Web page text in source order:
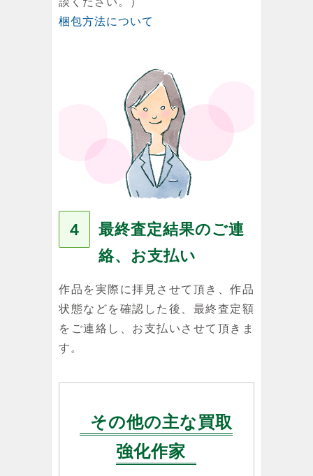
梱包方法について
４
最終査定結果のご連
絡、お支払い
作品を実際に拝見させて頂き、作品
状態などを確認した後、最終査定額
をご連絡し、お支払いさせて頂きま
す。
その他の主な買取
強化作家